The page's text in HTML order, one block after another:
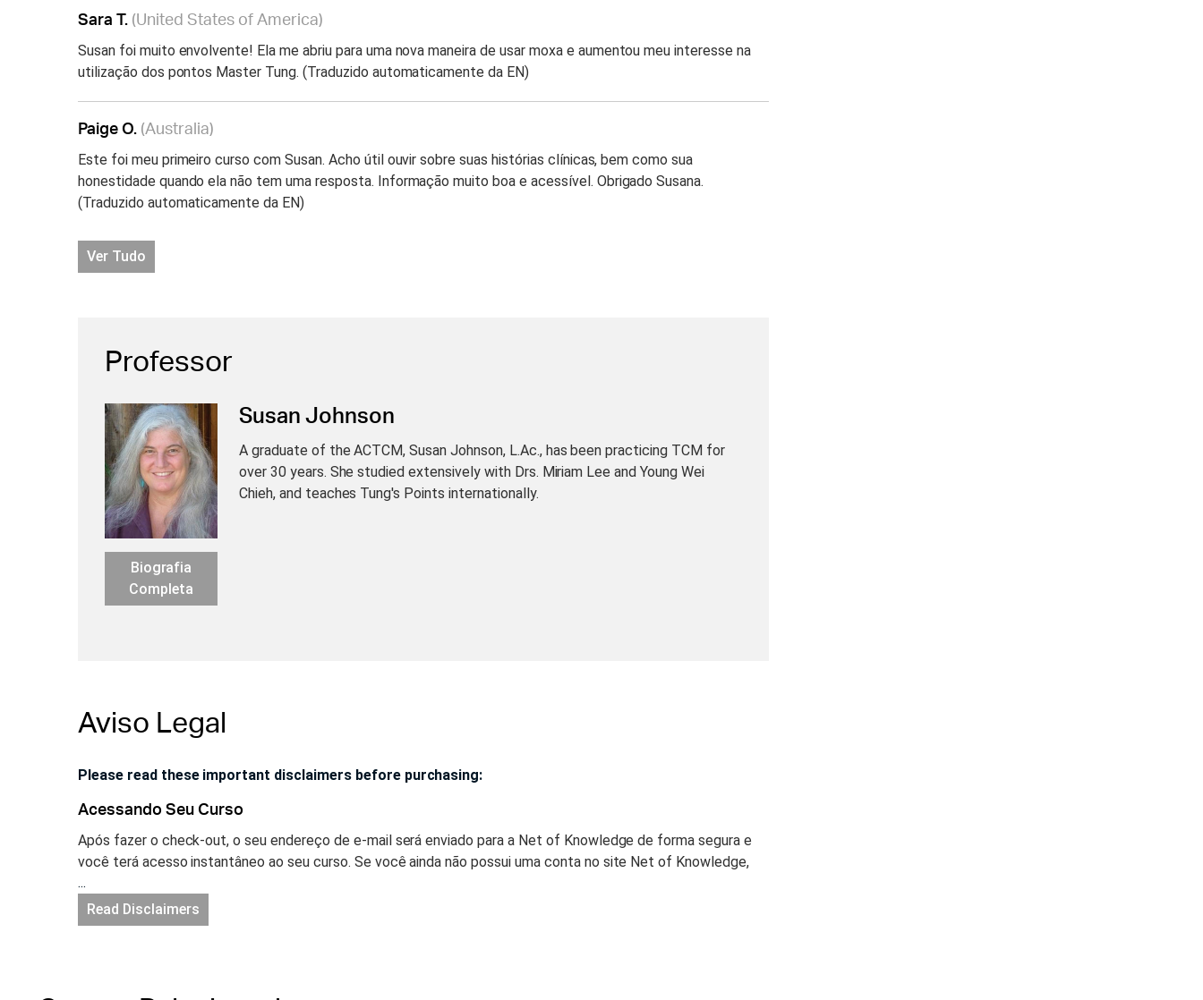
Sara T. (United States of America)
Susan foi muito envolvente! Ela me abriu para uma nova maneira de usar moxa e aumentou meu interesse na
utilização dos pontos Master Tung. (Traduzido automaticamente da EN)
Paige O. (Australia)
Este foi meu primeiro curso com Susan. Acho útil ouvir sobre suas histórias clínicas, bem como sua
honestidade quando ela não tem uma resposta. Informação muito boa e acessível. Obrigado Susana.
(Traduzido automaticamente da EN)
Ver Tudo
Professor
Biografia
Completa
Susan Johnson
A graduate of the ACTCM, Susan Johnson, L.Ac., has been practicing TCM for
over 30 years. She studied extensively with Drs. Miriam Lee and Young Wei
Chieh, and teaches Tung's Points internationally.
Aviso Legal
Please read these important disclaimers before purchasing:
Acessando Seu Curso
Após fazer o check-out, o seu endereço de e-mail será enviado para a Net of Knowledge de forma segura e
você terá acesso instantâneo ao seu curso. Se você ainda não possui uma conta no site Net of Knowledge,
uma conta será criada para você automaticamente e você receberá um e-mail com um link para configurar a
sua senha. Acesse a sua sua conta no site netofknowledge.com e comece a aprender!
...
Read Disclaimers